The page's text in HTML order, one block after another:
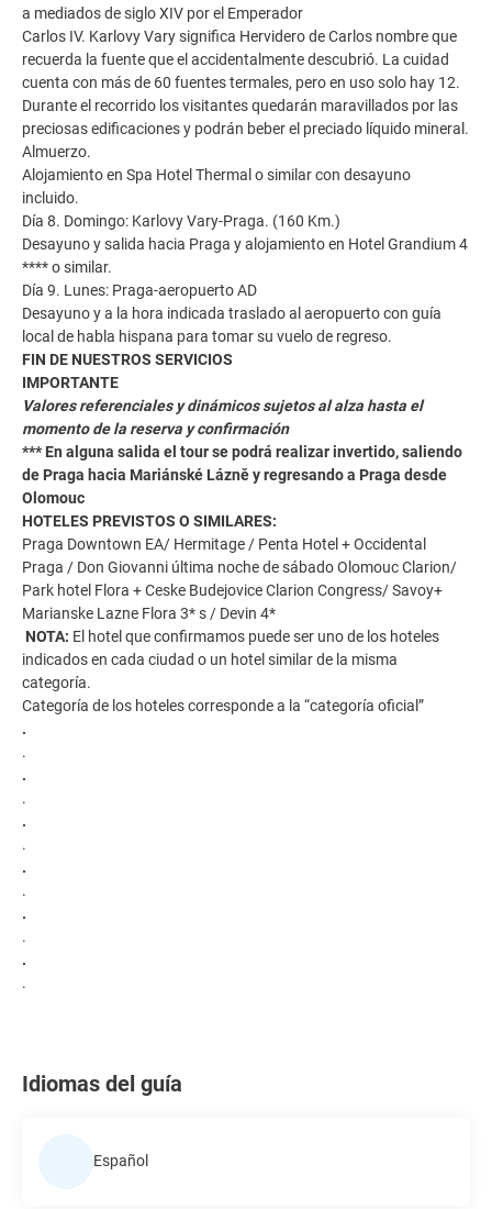
a mediados de siglo XIV por el Emperador
Carlos IV. Karlovy Vary significa Hervidero de Carlos nombre que
recuerda la fuente que el accidentalmente descubrió. La cuidad
cuenta con más de 60 fuentes termales, pero en uso solo hay 12.
Durante el recorrido los visitantes quedarán maravillados por las
preciosas edificaciones y podrán beber el preciado líquido mineral.
Almuerzo.
Alojamiento en Spa Hotel Thermal o similar con desayuno
incluido.
Día 8. Domingo: Karlovy Vary-Praga. (160 Km.)
Desayuno y salida hacia Praga y alojamiento en Hotel Grandium 4
**** o similar.
Día 9. Lunes: Praga-aeropuerto AD
Desayuno y a la hora indicada traslado al aeropuerto con guía
local de habla hispana para tomar su vuelo de regreso.
FIN DE NUESTROS SERVICIOS
IMPORTANTE
Valores referenciales y dinámicos sujetos al alza hasta el
momento de la reserva y confirmación
*** En alguna salida el tour se podrá realizar invertido, saliendo
de Praga hacia Mariánské Lázně y regresando a Praga desde
Olomouc
HOTELES PREVISTOS O SIMILARES:
Praga Downtown EA/ Hermitage / Penta Hotel + Occidental
Praga / Don Giovanni última noche de sábado Olomouc Clarion/
Park hotel Flora + Ceske Budejovice Clarion Congress/ Savoy+
Marianske Lazne Flora 3* s / Devin 4*
NOTA: El hotel que confirmamos puede ser uno de los hoteles
indicados en cada ciudad o un hotel similar de la misma
categoría.
Categoría de los hoteles corresponde a la “categoría oficial”
.
.
.
.
.
.
.
.
.
.
.
.
Idiomas del guía
Español